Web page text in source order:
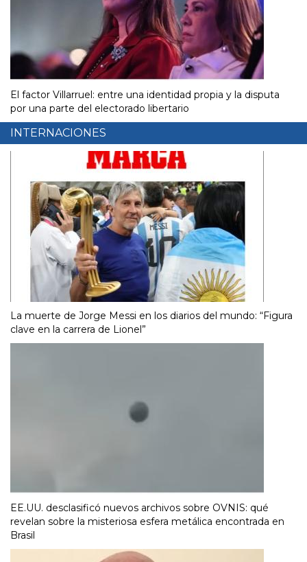
El factor Villarruel: entre una identidad propia y la disputa
por una parte del electorado libertario
INTERNACIONES
La muerte de Jorge Messi en los diarios del mundo: “Figura
clave en la carrera de Lionel”
EE.UU. desclasificó nuevos archivos sobre OVNIS: qué
revelan sobre la misteriosa esfera metálica encontrada en
Brasil